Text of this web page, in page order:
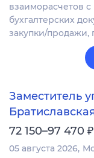
взаиморасчетов
бухгалтерских
закупки/продажи,
Заместитель
72 150–97 470 ₽
05 августа 2026